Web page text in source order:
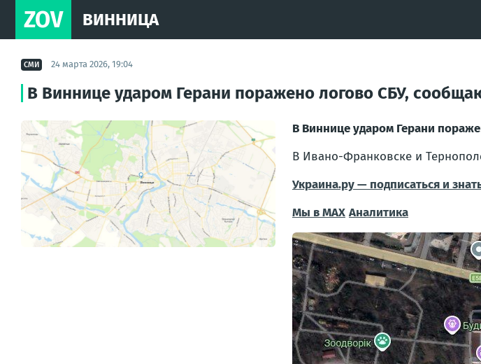
ZOV ВИННИЦА
СМИ 24 марта 2026, 19:04
В Виннице ударом Герани поражено логово СБУ,
В Виннице ударом Герани
В Ивано-Франковске и
Украина.ру — подписаться и
Мы в MAX Аналитика